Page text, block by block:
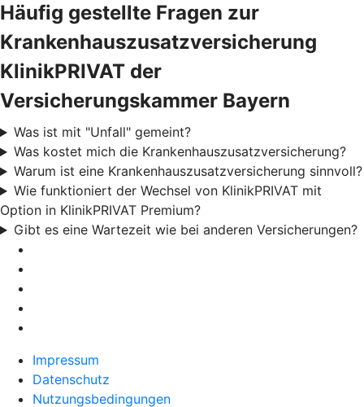
Häufig gestellte Fragen zur
Krankenhauszusatzversicherung
KlinikPRIVAT der
Versicherungskammer Bayern
Was ist mit "Unfall" gemeint?
Was kostet mich die Krankenhauszusatzversicherung?
Warum ist eine Krankenhauszusatzversicherung sinnvoll?
Wie funktioniert der Wechsel von KlinikPRIVAT mit
Option in KlinikPRIVAT Premium?
Gibt es eine Wartezeit wie bei anderen Versicherungen?
Impressum
Datenschutz
Nutzungsbedingungen